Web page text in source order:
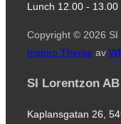
Lunch 12.00 - 13.00
Copyright © 2026 SI
Inspiro Theme av
SI Lorentzon AB
Kaplansgatan 26,